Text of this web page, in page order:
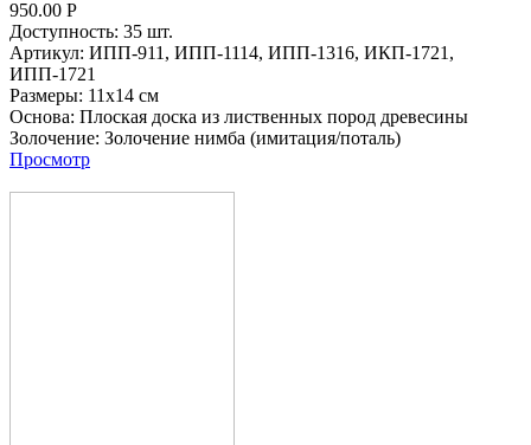
950.00 Р
Доступность: 35 шт.
Артикул: ИПП-911, ИПП-1114, ИПП-1316, ИКП-1721,
ИПП-1721
Размеры: 11х14 см
Основа: Плоская доска из лиственных пород древесины
Золочение: Золочение нимба (имитация/поталь)
Просмотр